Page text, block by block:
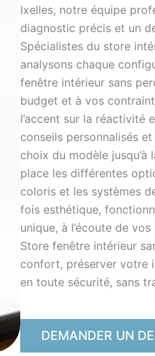
Ixelles, notre équipe
diagnostic précis et un
Spécialistes du store
analysons chaque
fenêtre intérieur sans
budget et à vos
l’accent sur la réactivité
conseils personnalisés
choix du modèle
place les différentes
coloris et les systèmes
fois esthétique,
unique, à l’écoute de
Store fenêtre intérieur
confort, préserver votre
en toute sécurité, sans
DEMANDER UN